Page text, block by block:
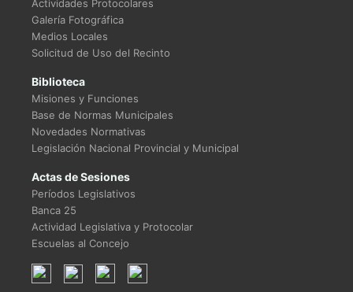
Actividades Protocolares
Galería Fotográfica
Medios Locales
Solicitud de Uso del Recinto
Biblioteca
Misiones y Funciones
Base de Normas Municipales
Novedades Normativas
Legislación Nacional Provincial y Municipal
Actas de Sesiones
Períodos Legislativos
Banca 25
Actividad Legislativa y Protocolar
Escuelas al Concejo